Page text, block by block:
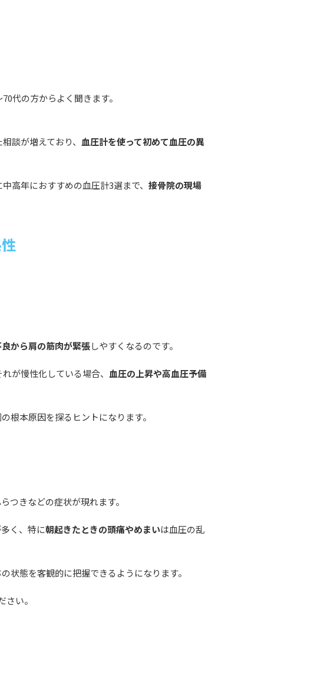
代の方からよく聞きます。
談が増えており、 血圧計を使って初めて血圧の異
高年におすすめの血圧計3選まで、 接骨院の現場
良から肩の筋肉が緊張しやすくなるのです。
が慢性化している場合、 血圧の上昇や高血圧予備
根本原因を探るヒントになります。
つきなどの症状が現れます。
く、特に朝起きたときの頭痛やめまいは血圧の乱
状態を客観的に把握できるようになります。
い。